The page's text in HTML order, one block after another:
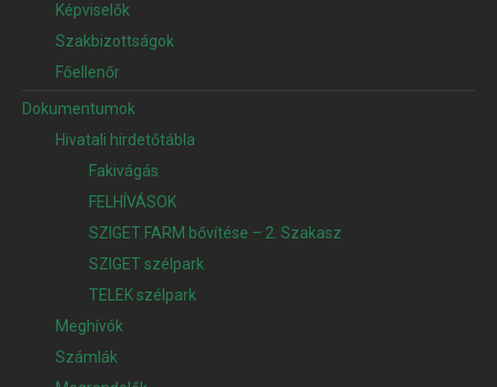
Képviselők
Szakbizottságok
Főellenőr
Dokumentumok
Hivatali hirdetőtábla
Fakivágás
FELHÍVÁSOK
SZIGET FARM bővítése – 2. Szakasz
SZIGET szélpark
TELEK szélpark
Meghívók
Számlák